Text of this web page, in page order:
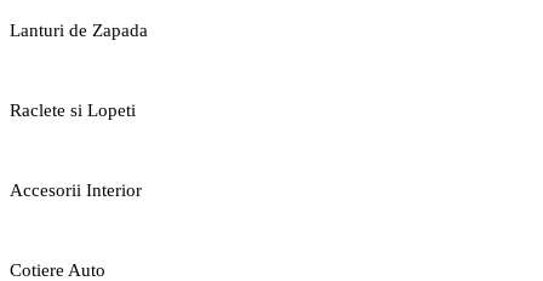
Lanturi de Zapada
Raclete si Lopeti
Accesorii Interior
Cotiere Auto